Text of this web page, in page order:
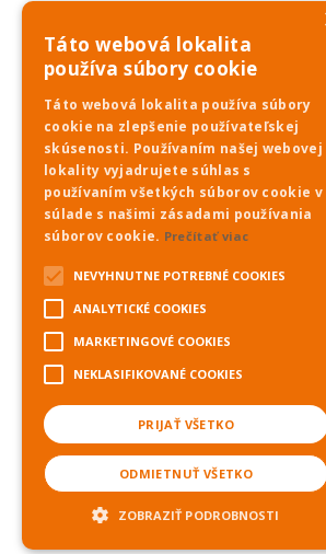
Dožinkové
boli veselé
PNky.sk
Futbalový sviatok v
– Internacionáli SR
španielskych
Táto webová lokalita
používa súbory cookie
Táto webová lokalita používa súbory
cookie na zlepšenie používateľskej
skúsenosti. Používaním našej webovej
lokality vyjadrujete súhlas s
používaním všetkých súborov cookie v
súlade s našimi zásadami používania
súborov cookie. Prečítať viac
NEVYHNUTNE POTREBNÉ COOKIES
ANALYTICKÉ COOKIES
MARKETINGOVÉ COOKIES
NEKLASIFIKOVANÉ COOKIES
PRIJAŤ VŠETKO
ODMIETNUŤ VŠETKO
ZOBRAZIŤ PODROBNOSTI